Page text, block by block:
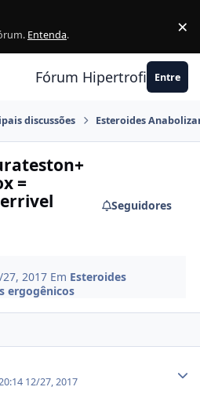
Entenda. ×
Fórum Hipertrofia.org
Entre
discussões Esteroides
=
Seguidores
27, 2017 Em Esteroides
ergogênicos
12/27, 2017